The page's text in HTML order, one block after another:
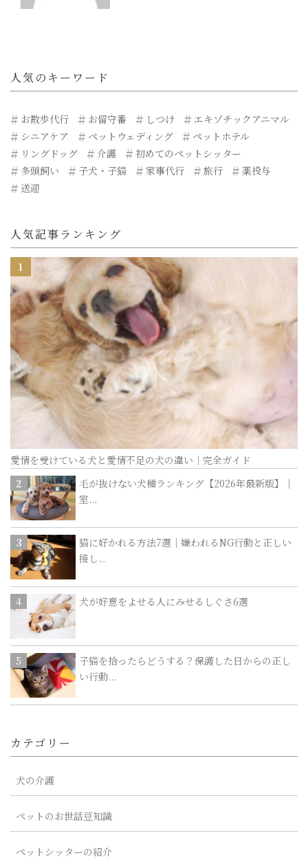
人気のキーワード
お散歩代行 お留守番 しつけ
エキゾチックアニマル
シニアケア
ペットウェディング
ペットホテル
リングドッグ
介護
初めてのペットシッター
多頭飼い
子犬・子猫 家事代行 旅行
薬投与
送迎
人気記事ランキング
愛情を受けている犬と愛情不足の犬の違い｜完全ガイド
毛が抜けない犬種ランキング【2026年最新版】｜
室...
猫に好かれる方法7選｜嫌われるNG行動と正しい
接し...
犬が好意をよせる人にみせるしぐさ6選
子猫を拾ったらどうする？保護した日からの正し
い行動...
カテゴリー
犬の介護
ペットのお世話豆知識
ペットシッターの紹介